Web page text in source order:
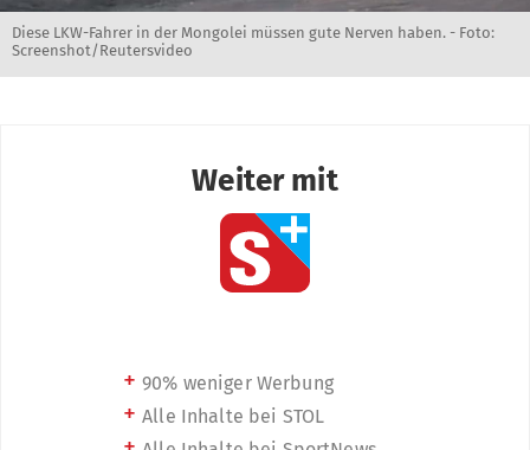
Diese LKW-Fahrer in der Mongolei müssen gute Nerven haben. - Foto:
Screenshot/Reutersvideo